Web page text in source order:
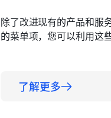
除了改进现有的产品和服
的菜单项，您可以利用这
了解更多